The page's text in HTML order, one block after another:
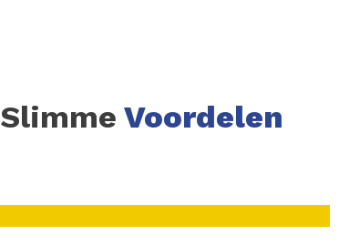
Slimme Voordelen